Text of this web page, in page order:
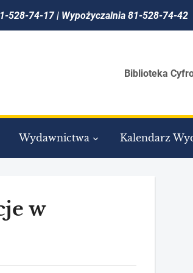
528-74-17 | Wypożyczalnia 81-528-74-42
Biblioteka
Wydawnictwa Kalendarz
w